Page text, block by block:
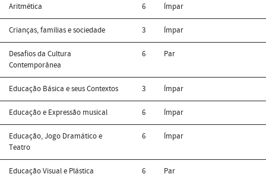
Aritmética 6 Ímpar
Crianças, famílias e sociedade 3 Ímpar
Desafios da Cultura
Contemporânea
6 Par
Educação Básica e seus Contextos 3 Ímpar
Educação e Expressão musical 6 Ímpar
Educação, Jogo Dramático e
Teatro
6 Ímpar
Educação Visual e Plástica 6 Par